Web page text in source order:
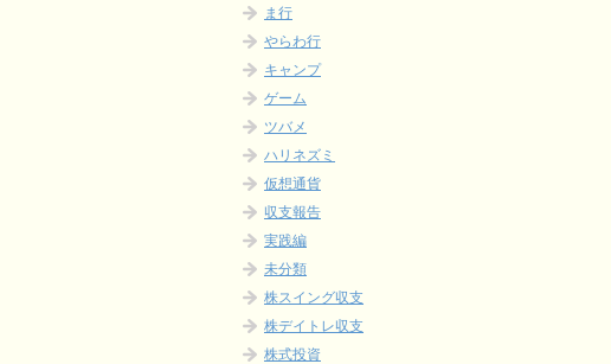
ま行
やらわ行
キャンプ
ゲーム
ツバメ
ハリネズミ
仮想通貨
収支報告
実践編
未分類
株スイング収支
株デイトレ収支
株式投資